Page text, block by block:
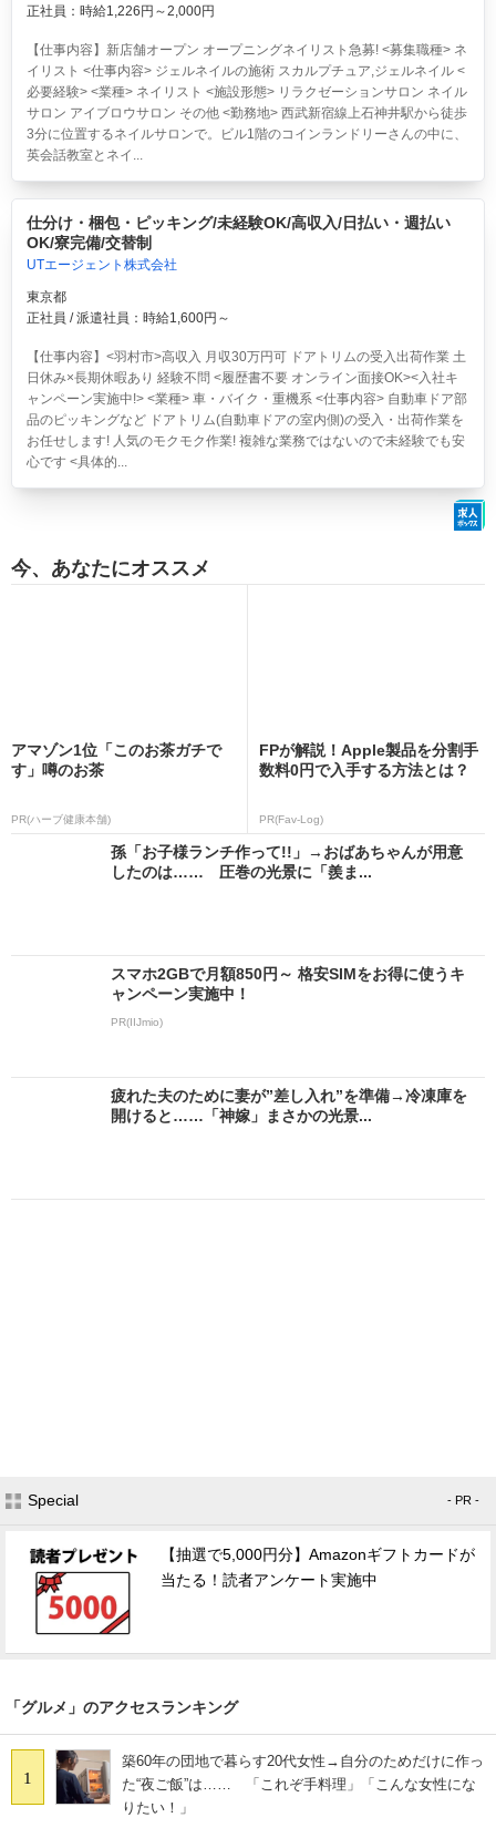
正社員：時給1,226円～2,000円
【仕事内容】新店舗オープン オープニングネイリスト急募! <募集職種> ネ
イリスト <仕事内容> ジェルネイルの施術 スカルプチュア,ジェルネイル <
必要経験> <業種> ネイリスト <施設形態> リラクゼーションサロン ネイル
サロン アイブロウサロン その他 <勤務地> 西武新宿線上石神井駅から徒歩
3分に位置するネイルサロンで。ビル1階のコインランドリーさんの中に、
英会話教室とネイ...
仕分け・梱包・ピッキング/未経験OK/高収入/日払い・週払い
OK/寮完備/交替制
UTエージェント株式会社
東京都
正社員 / 派遣社員：時給1,600円～
【仕事内容】<羽村市>高収入 月収30万円可 ドアトリムの受入出荷作業 土
日休み×長期休暇あり 経験不問 <履歴書不要 オンライン面接OK><入社キ
ャンペーン実施中!> <業種> 車・バイク・重機系 <仕事内容> 自動車ドア部
品のピッキングなど ドアトリム(自動車ドアの室内側)の受入・出荷作業を
お任せします! 人気のモクモク作業! 複雑な業務ではないので未経験でも安
心です <具体的...
今、あなたにオススメ
アマゾン1位「このお茶ガチで
す」噂のお茶
PR(ハーブ健康本舗)
FPが解説！Apple製品を分割手
数料0円で入手する方法とは？
PR(Fav-Log)
孫「お子様ランチ作って!!」→おばあちゃんが用意
したのは…… 圧巻の光景に「羨ま...
スマホ2GBで月額850円～ 格安SIMをお得に使うキ
ャンペーン実施中！
PR(IIJmio)
疲れた夫のために妻が”差し入れ”を準備→冷凍庫を
開けると……「神嫁」まさかの光景...
Special - PR -
【抽選で5,000円分】Amazonギフトカードが
当たる！読者アンケート実施中
「グルメ」のアクセスランキング
1
築60年の団地で暮らす20代女性→自分のためだけに作っ
た“夜ご飯”は…… 「これぞ手料理」「こんな女性にな
りたい！」